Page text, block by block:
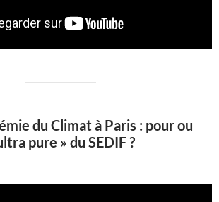
du Climat à Paris : pour ou
pure » du SEDIF ?